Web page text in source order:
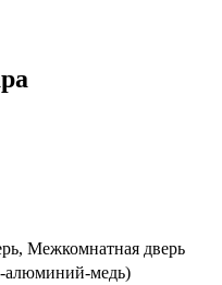
Межкомнатная дверь
медь)